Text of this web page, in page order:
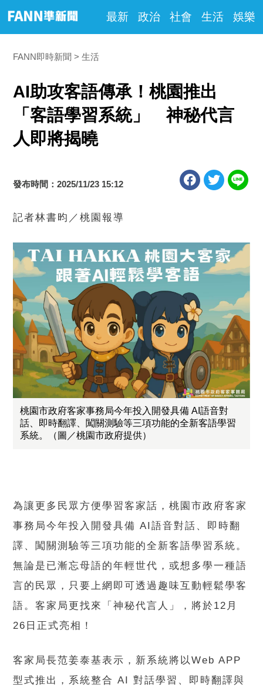
最新 政治 社會 生活 娛樂
FANN即時新聞 生活
AI助攻客語傳承！桃園推出
「客語學習系統」 神秘代言
人即將揭曉
發布時間：2025/11/23 15:12
記者林書昀／桃園報導
桃園市政府客家事務局今年投入開發具備 AI語音對
話、即時翻譯、闖關測驗等三項功能的全新客語學習
系統。（圖／桃園市政府提供）
為讓更多民眾方便學習客家話，桃園市政府客家
事務局今年投入開發具備 AI語音對話、即時翻
譯、闖關測驗等三項功能的全新客語學習系統。
無論是已漸忘母語的年輕世代，或想多學一種語
言的民眾，只要上網即可透過趣味互動輕鬆學客
語。客家局更找來「神秘代言人」，將於12月
26日正式亮相！
客家局長范姜泰基表示，新系統將以Web APP
型式推出，系統整合 AI 對話學習、即時翻譯與